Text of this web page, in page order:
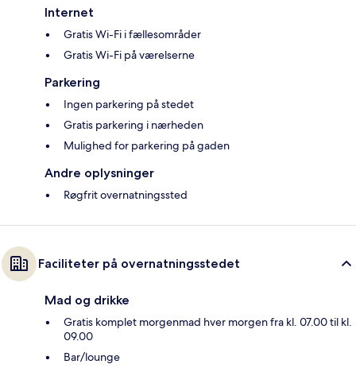
Internet
Gratis Wi-Fi i fællesområder
Gratis Wi-Fi på værelserne
Parkering
Ingen parkering på stedet
Gratis parkering i nærheden
Mulighed for parkering på gaden
Andre oplysninger
Røgfrit overnatningssted
Faciliteter på overnatningsstedet
Mad og drikke
Gratis komplet morgenmad hver morgen fra kl. 07.00 til kl.
09.00
Bar/lounge